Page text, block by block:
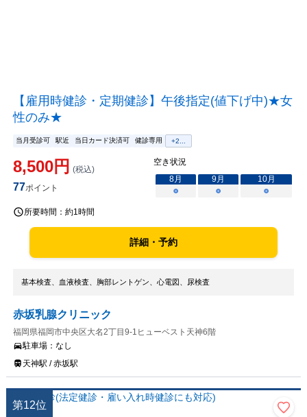
【雇用時健診・定期健診】午後指定(値下げ中)★女
性のみ★
当月受診可 駅近 当日カード決済可 健診専用 +2...
8,500円 (税込)
77ポイント
空き状況
8月 9月 10月
○
○ ○
所要時間： 約1時間
詳細・予約
基本検査、血液検査、胸部レントゲン、心電図、尿検査
赤坂乳腺クリニック
福岡県福岡市中央区大名2丁目9-1ヒューベスト天神6階
駐車場： なし
天神駅 / 赤坂駅
第12位